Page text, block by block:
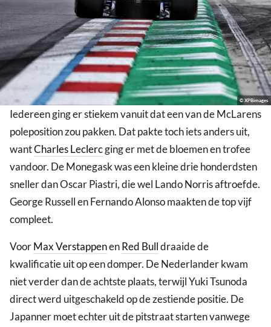
© XPBimages
Iedereen ging er stiekem vanuit dat een van de McLarens
poleposition zou pakken. Dat pakte toch iets anders uit,
wantCharles Leclercging er met de bloemen en trofee
vandoor. De Monegask was een kleine drie honderdsten
sneller dan Oscar Piastri, die wel Lando Norris aftroefde.
George Russell en Fernando Alonso maakten de top vijf
compleet.
VoorMax VerstappenenRed Bulldraaide de
kwalificatie uit op een domper. De Nederlander kwam
niet verder dan de achtste plaats, terwijl Yuki Tsunoda
direct werd uitgeschakeld op de zestiende positie. De
Japanner moet echter uit de pitstraat starten vanwege